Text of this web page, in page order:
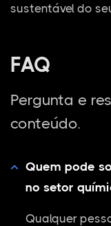
sustentável do
FAQ
Pergunta e
conteúdo.
Quem pode
no setor
Qualquer